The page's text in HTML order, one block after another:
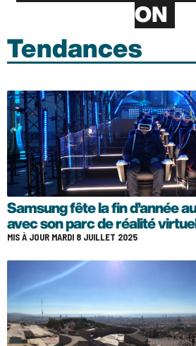
ON
Tendances
Samsung fête la fin d’année
avec son parc de réalité
MIS À JOUR MARDI 8 JUILLET 2025